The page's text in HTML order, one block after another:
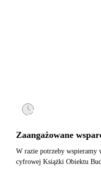
Zaangażowane
W razie potrzeby wspieramy
cyfrowej Książki Obiektu